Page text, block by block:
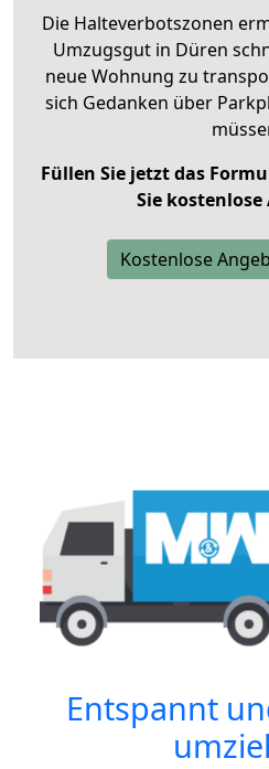
Die Halteverbotszonen
Umzugsgut in Düren
neue Wohnung zu
sich Gedanken über
Füllen Sie jetzt das
Sie kostenlose
Kostenlose
Entspannt